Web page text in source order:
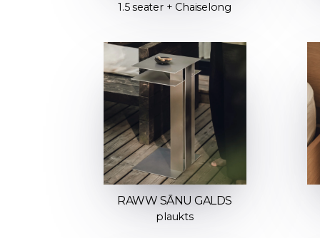
1.5 seater + Chaiselong
RAWW SĀNU GALDS
plaukts